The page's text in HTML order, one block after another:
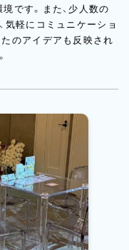
です。また、少人数の
気軽にコミュニケーショ
のアイデアも反映され